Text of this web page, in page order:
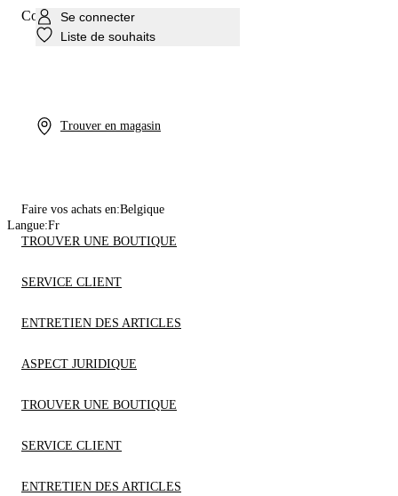
Se connecter
Liste de souhaits
Trouver en magasin
Consentement au profilage
Faire vos achats en:Belgique
Langue:Fr
TROUVER UNE BOUTIQUE
SERVICE CLIENT
ENTRETIEN DES ARTICLES
ASPECT JURIDIQUE
TROUVER UNE BOUTIQUE
SERVICE CLIENT
ENTRETIEN DES ARTICLES